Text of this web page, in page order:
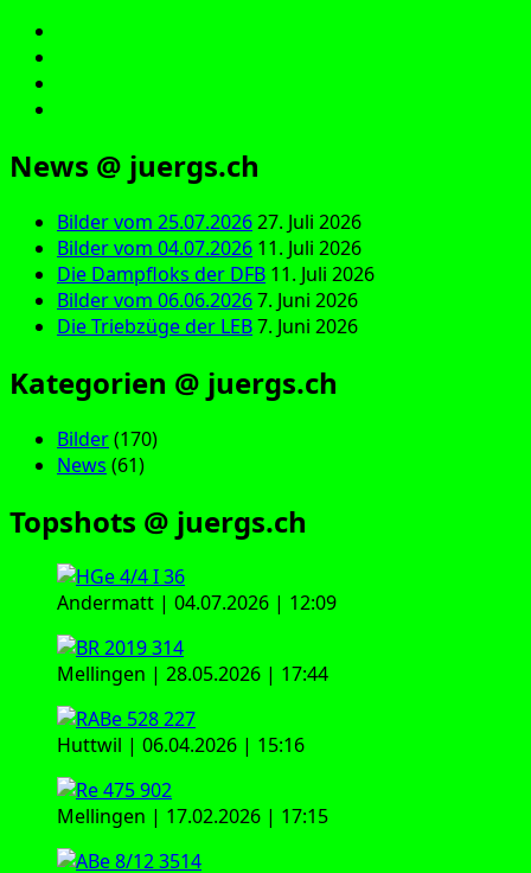
News @ juergs.ch
Bilder vom 25.07.202627. Juli 2026
Bilder vom 04.07.2026 11. Juli 2026
Die Dampfloks der DFB 11. Juli 2026
Bilder vom 06.06.20267. Juni 2026
Die Triebzüge der LEB7. Juni 2026
Kategorien @ juergs.ch
Bilder(170)
News (61)
Topshots @ juergs.ch
Andermatt | 04.07.2026 | 12:09
Mellingen | 28.05.2026 | 17:44
Huttwil | 06.04.2026 | 15:16
Mellingen | 17.02.2026 | 17:15